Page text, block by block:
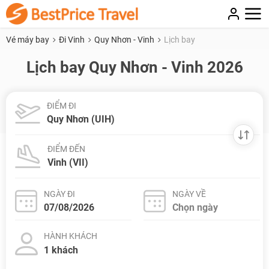
Vé máy bay Đi Vinh Quy Nhơn - Vinh Lịch bay
Lịch bay Quy Nhơn - Vinh 2026
ĐIỂM ĐI
ĐIỂM ĐẾN
NGÀY ĐI NGÀY VỀ
HÀNH KHÁCH